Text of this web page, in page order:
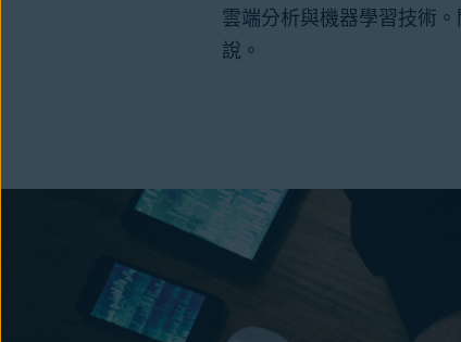
雲端分析與機器學習技術
說。